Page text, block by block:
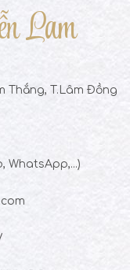
Lam
Thắng, T.Lâm Đồng
WhatsApp,...)